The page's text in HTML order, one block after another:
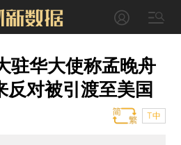
驻华大使称孟晚舟
反对被引渡至美国
T中